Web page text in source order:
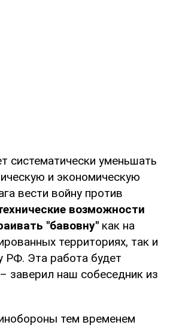
систематически уменьшать
и экономическую
вести войну против
возможности
"бавовну" как на
территориях, так и
РФ. Эта работа будет
заверил наш собеседник из
тем временем